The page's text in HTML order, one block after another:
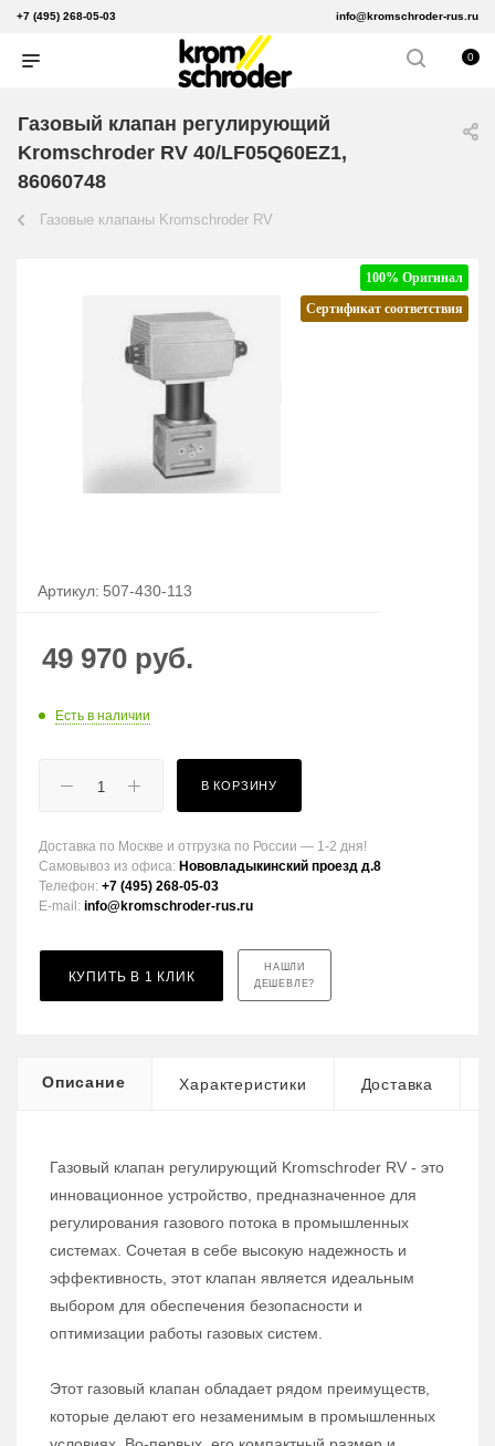
+7 (495) 268-05-03 info@kromschroder-rus.ru
0
Газовый клапан регулирующий
Kromschroder RV 40/LF05Q60EZ1,
86060748
Газовые клапаны Kromschroder RV
100% Оригинал
Сертификат соответствия
Артикул: 507-430-113
49 970 руб.
Есть в наличии
В КОРЗИНУ
Доставка по Москве и отгрузка по России — 1-2 дня!
Самовывоз из офиса: Нововладыкинский проезд д.8
Телефон: +7 (495) 268-05-03
E-mail: info@kromschroder-rus.ru
КУПИТЬ В 1 КЛИК
НАШЛИ
ДЕШЕВЛЕ?
Описание Характеристики Доставка
Газовый клапан регулирующий Kromschroder RV - это
инновационное устройство, предназначенное для
регулирования газового потока в промышленных
системах. Сочетая в себе высокую надежность и
эффективность, этот клапан является идеальным
выбором для обеспечения безопасности и
оптимизации работы газовых систем.
Этот газовый клапан обладает рядом преимуществ,
которые делают его незаменимым в промышленных